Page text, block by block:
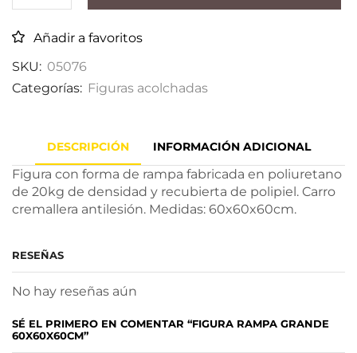
Añadir a favoritos
SKU: 05076
Categorías: Figuras acolchadas
DESCRIPCIÓN INFORMACIÓN ADICIONAL
Figura con forma de rampa fabricada en poliuretano
de 20kg de densidad y recubierta de polipiel. Carro
cremallera antilesión. Medidas: 60x60x60cm.
RESEÑAS
No hay reseñas aún
SÉ EL PRIMERO EN COMENTAR “FIGURA RAMPA GRANDE
60X60X60CM”